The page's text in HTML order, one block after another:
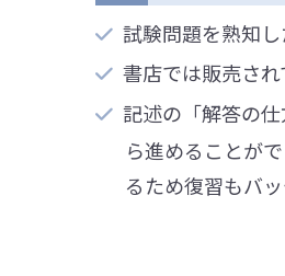
試験問題を熟知し
書店では販売され
記述の「解答の
ら進めることが
るため復習もバッ